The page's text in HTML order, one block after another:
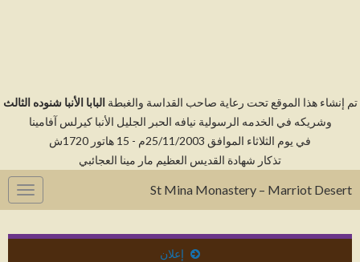
إنشاء هذا الموقع تحت رعاية صاحب القداسة والغبطةالبابا الأنبا شنوده الثالث
وشريكه في الخدمه الرسولية نيافه الحبر الجليل الأنبا كيرلس آفامينا
في يوم الثلاثاء الموافق 25/11/2003م - 15 هاتور 1720ش
تذكار شهادة القديس العظيم مار مينا العجائبي
St Mina Monastery – Marriot Desert
إعلان